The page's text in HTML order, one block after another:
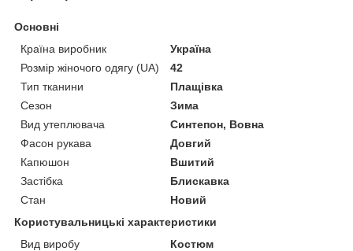
Основні
Країна виробник
Україна
Розмір жіночого одягу (UA)
42
Тип тканини
Плащівка
Сезон
Зима
Вид утеплювача
Синтепон, Вовна
Фасон рукава
Довгий
Капюшон
Вшитий
Застібка
Блискавка
Стан
Новий
Користувальницькі характеристики
Вид виробу
Костюм